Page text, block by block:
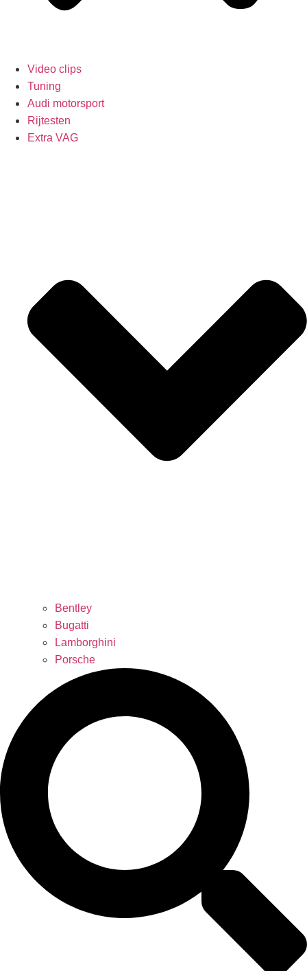
Video clips
Tuning
Audi motorsport
Rijtesten
Extra VAG
Bentley
Bugatti
Lamborghini
Porsche